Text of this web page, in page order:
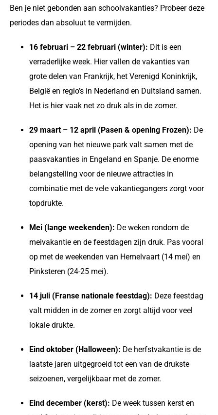
Ben je niet gebonden aan schoolvakanties? Probeer deze
periodes dan absoluut te vermijden.
16 februari – 22 februari (winter): Dit is een
verraderlijke week. Hier vallen de vakanties van
grote delen van Frankrijk, het Verenigd Koninkrijk,
België en regio’s in Nederland en Duitsland samen.
Het is hier vaak net zo druk als in de zomer.
29 maart – 12 april (Pasen & opening Frozen): De
opening van het nieuwe park valt samen met de
paasvakanties in Engeland en Spanje. De enorme
belangstelling voor de nieuwe attracties in
combinatie met de vele vakantiegangers zorgt voor
topdrukte.
Mei (lange weekenden): De weken rondom de
meivakantie en de feestdagen zijn druk. Pas vooral
op met de weekenden van Hemelvaart (14 mei) en
Pinksteren (24-25 mei).
14 juli (Franse nationale feestdag): Deze feestdag
valt midden in de zomer en zorgt altijd voor veel
lokale drukte.
Eind oktober (Halloween): De herfstvakantie is de
laatste jaren uitgegroeid tot een van de drukste
seizoenen, vergelijkbaar met de zomer.
Eind december (kerst): De week tussen kerst en